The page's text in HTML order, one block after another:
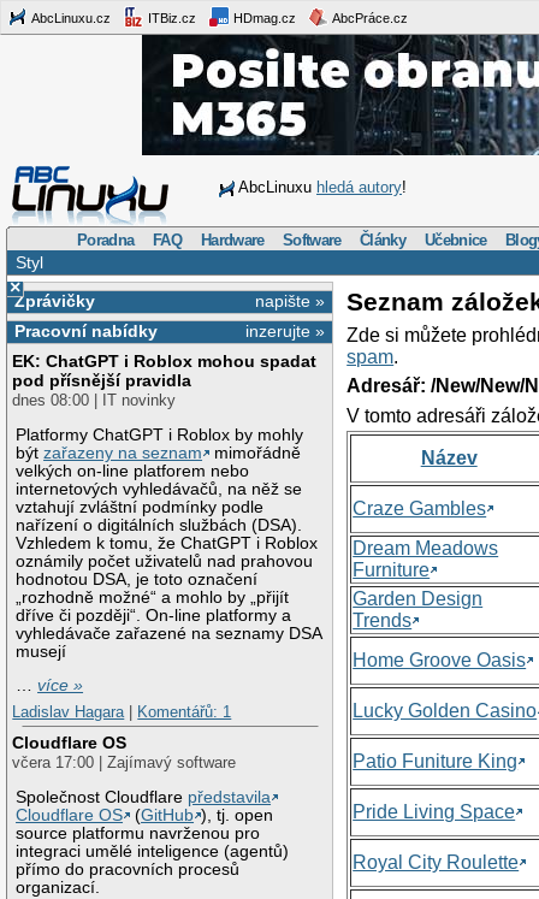
AbcLinuxu.cz ITBiz.cz HDmag.cz AbcPráce.cz
AbcLinuxu hledá autory!
Poradna FAQ Hardware Software Články Učebnice
Styl
×
napište »
Zprávičky
inzerujte »
Pracovní nabídky
EK: ChatGPT i Roblox mohou spadat
pod přísnější pravidla
dnes 08:00 | IT novinky
Platformy ChatGPT i Roblox by mohly
býtzařazeny na seznam
mimořádně
velkých on-line platforem nebo
internetových vyhledávačů, na něž se
vztahují zvláštní podmínky podle
nařízení o digitálních službách (DSA).
Vzhledem k tomu, že ChatGPT i Roblox
oznámily počet uživatelů nad prahovou
hodnotou DSA, je toto označení
„rozhodně možné“ a mohlo by „přijít
dříve či později“. On-line platformy a
vyhledávače zařazené na seznamy DSA
musejí
…více »
Ladislav Hagara
Komentářů: 1
Cloudflare OS
včera 17:00 | Zajímavý software
Společnost Cloudflare představila
Cloudflare OS
(GitHub ), tj. open
source platformu navrženou pro
integraci umělé inteligence (agentů)
přímo do pracovních procesů
organizací.
Seznam
Zde si můžete
spam.
Adresář: /New/New/
V tomto adresáři
Název
Craze Gambles
Dream Meadows
Furniture
Garden Design
Trends
Home Groove Oasis
Lucky Golden Casino
Patio Funiture King
Pride Living Space
Royal City Roulette